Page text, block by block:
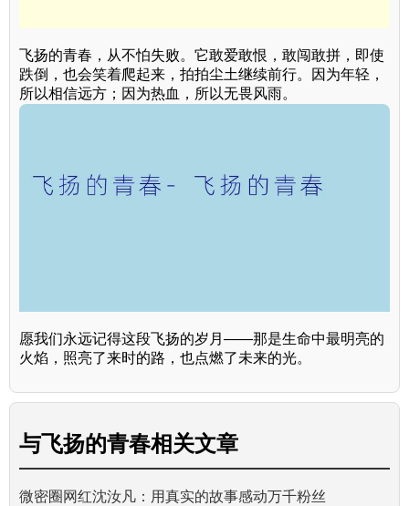
飞扬的青春，从不怕失败。它敢爱敢恨，敢闯敢拼，即使
跌倒，也会笑着爬起来，拍拍尘土继续前行。因为年轻，
所以相信远方；因为热血，所以无畏风雨。
愿我们永远记得这段飞扬的岁月——那是生命中最明亮的
火焰，照亮了来时的路，也点燃了未来的光。
与飞扬的青春相关文章
微密圈网红沈汝凡：用真实的故事感动万千粉丝